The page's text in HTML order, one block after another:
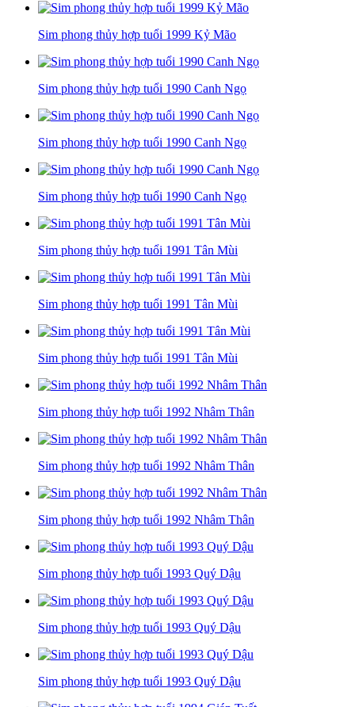
Sim phong thủy hợp tuổi 1999 Kỷ Mão
Sim phong thủy hợp tuổi 1990 Canh Ngọ
Sim phong thủy hợp tuổi 1990 Canh Ngọ
Sim phong thủy hợp tuổi 1990 Canh Ngọ
Sim phong thủy hợp tuổi 1991 Tân Mùi
Sim phong thủy hợp tuổi 1991 Tân Mùi
Sim phong thủy hợp tuổi 1991 Tân Mùi
Sim phong thủy hợp tuổi 1992 Nhâm Thân
Sim phong thủy hợp tuổi 1992 Nhâm Thân
Sim phong thủy hợp tuổi 1992 Nhâm Thân
Sim phong thủy hợp tuổi 1993 Quý Dậu
Sim phong thủy hợp tuổi 1993 Quý Dậu
Sim phong thủy hợp tuổi 1993 Quý Dậu